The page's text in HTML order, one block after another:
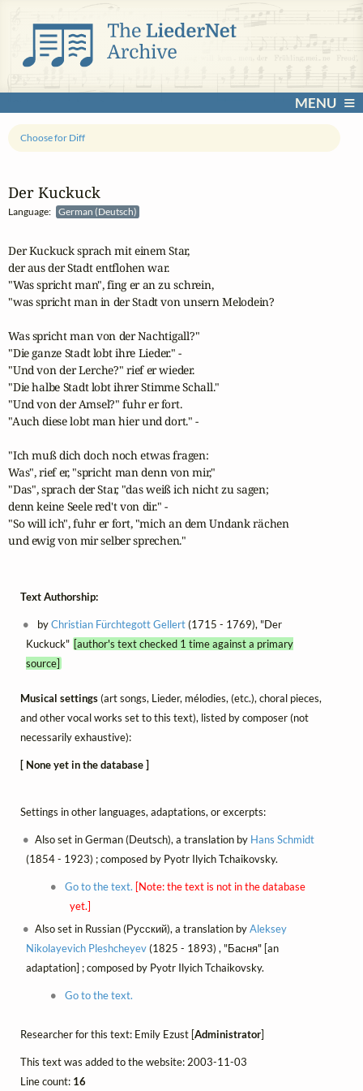
MENU
Der Kuckuck
Language: German (Deutsch)
Choose for Diff
Der Kuckuck sprach mit einem Star,
der aus der Stadt entflohen war.
"Was spricht man", fing er an zu schrein,
"was spricht man in der Stadt von unsern Melodein?
Was spricht man von der Nachtigall?"
"Die ganze Stadt lobt ihre Lieder." -
"Und von der Lerche?" rief er wieder.
"Die halbe Stadt lobt ihrer Stimme Schall."
"Und von der Amsel?" fuhr er fort.
"Auch diese lobt man hier und dort." -
"Ich muß dich doch noch etwas fragen:
Was", rief er, "spricht man denn von mir,"
"Das", sprach der Star, "das weiß ich nicht zu sagen;
denn keine Seele red't von dir." -
"So will ich", fuhr er fort, "mich an dem Undank rächen
und ewig von mir selber sprechen."
Text Authorship:
byChristian Fürchtegott Gellert(1715 - 1769), "Der
Kuckuck" [author's text checked 1 time against a primary
source]
Musical settings(art songs, Lieder, mélodies, (etc.), choral pieces,
and other vocal works set to this text), listed by composer (not
necessarily exhaustive):
[ None yet in the database ]
Settings in other languages, adaptations, or excerpts:
Also set in German (Deutsch), a translation by Hans Schmidt
(1854 - 1923) ; composed by Pyotr Ilyich Tchaikovsky.
Go to the text. [Note: the text is not in the database
yet.]
Also set in Russian (Русский), a translation byAleksey
Nikolayevich Pleshcheyev(1825 - 1893) , "Басня" [an
adaptation] ; composed by Pyotr Ilyich Tchaikovsky.
Go to the text.
Researcher for this text: Emily Ezust [Administrator]
This text was added to the website: 2003-11-03
Line count: 16